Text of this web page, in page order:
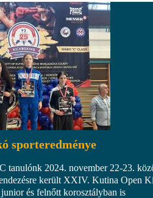
sporteredménye
tanulónk 2024. november 22-23.
került XXIV. Kutina Open
és felnőtt korosztályban is